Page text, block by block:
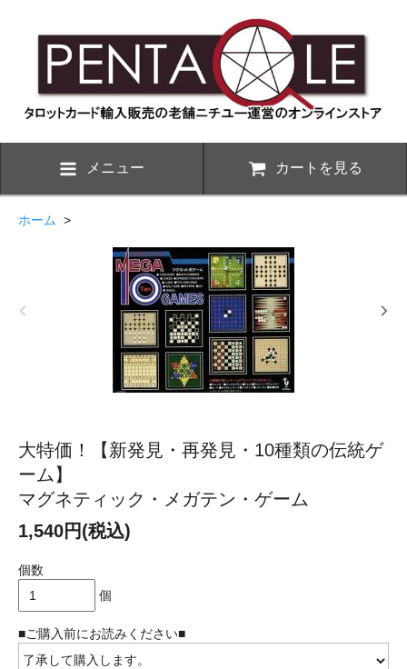
メニュー カートを見る
ホーム >
大特価！【新発見・再発見・10種類の伝統ゲ
ーム】
マグネティック・メガテン・ゲーム
1,540円(税込)
個数
個
■ご購入前にお読みください■